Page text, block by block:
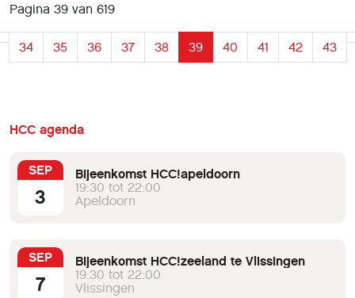
Pagina 39 van 619
34 35 36 37 38 39 40 41 42 43
HCC agenda
SEP
3
Bijeenkomst HCC!apeldoorn
19:30 tot 22:00
Apeldoorn
SEP
7
Bijeenkomst HCC!zeeland te Vlissingen
19:30 tot 22:00
Vlissingen